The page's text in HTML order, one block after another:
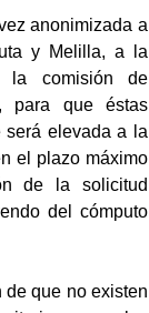
anonimizada a
y Melilla, a la
la comisión de
para que éstas
será elevada a la
el plazo máximo
de la solicitud
del cómputo
de que no existen